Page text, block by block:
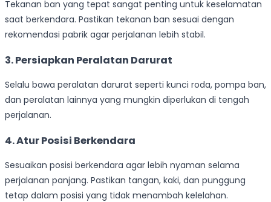
Tekanan ban yang tepat sangat penting untuk keselamatan
saat berkendara. Pastikan tekanan ban sesuai dengan
rekomendasi pabrik agar perjalanan lebih stabil.
3. Persiapkan Peralatan Darurat
Selalu bawa peralatan darurat seperti kunci roda, pompa ban,
dan peralatan lainnya yang mungkin diperlukan di tengah
perjalanan.
4. Atur Posisi Berkendara
Sesuaikan posisi berkendara agar lebih nyaman selama
perjalanan panjang. Pastikan tangan, kaki, dan punggung
tetap dalam posisi yang tidak menambah kelelahan.